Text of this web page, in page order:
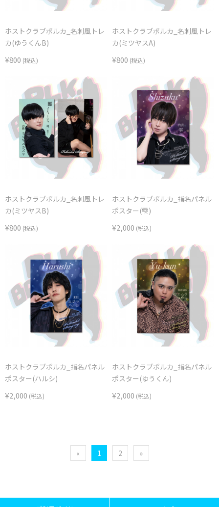
ホストクラブポルカ_名刺風トレ
カ(ゆうくんB)
¥800 (税込)
ホストクラブポルカ_名刺風トレ
カ(ミツヤスA)
¥800 (税込)
ホストクラブポルカ_名刺風トレ
カ(ミツヤスB)
¥800 (税込)
ホストクラブポルカ_指名パネル
ポスター(雫)
¥2,000 (税込)
ホストクラブポルカ_指名パネル
ポスター(ハルシ)
¥2,000 (税込)
ホストクラブポルカ_指名パネル
ポスター(ゆうくん)
¥2,000 (税込)
« 1 2 »